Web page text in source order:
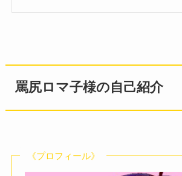
罵尻ロマ子様の自己紹介
《プロフィール》